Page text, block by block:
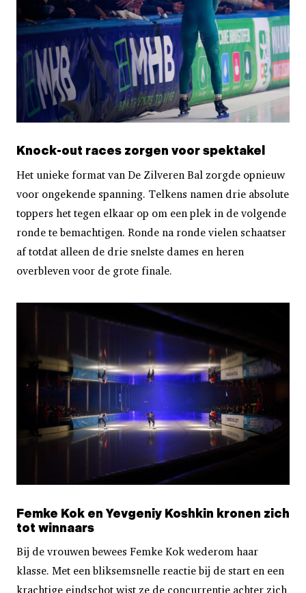
Knock-out races zorgen voor spektakel
Het unieke format van De Zilveren Bal zorgde opnieuw
voor ongekende spanning. Telkens namen drie absolute
toppers het tegen elkaar op om een plek in de volgende
ronde te bemachtigen. Ronde na ronde vielen schaatser
af totdat alleen de drie snelste dames en heren
overbleven voor de grote finale.
Femke Kok en Yevgeniy Koshkin kronen zich
tot winnaars
Bij de vrouwen bewees Femke Kok wederom haar
klasse. Met een bliksemsnelle reactie bij de start en een
krachtige eindschot wist ze de concurrentie achter zich